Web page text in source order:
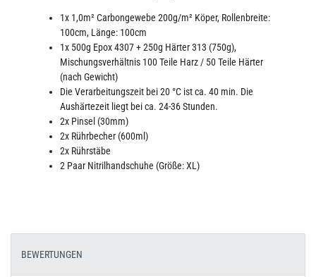
1x 1,0m² Carbongewebe 200g/m² Köper, Rollenbreite:
100cm, Länge: 100cm
1x 500g Epox 4307 + 250g Härter 313 (750g),
Mischungsverhältnis 100 Teile Harz / 50 Teile Härter
(nach Gewicht)
Die Verarbeitungszeit bei 20 °C ist ca. 40 min. Die
Aushärtezeit liegt bei ca. 24-36 Stunden.
2x Pinsel (30mm)
2x Rührbecher (600ml)
2x Rührstäbe
2 Paar Nitrilhandschuhe (Größe: XL)
BEWERTUNGEN